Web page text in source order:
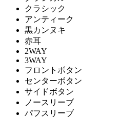
クラシック
アンティーク
黒カンヌキ
赤耳
2WAY
3WAY
フロントボタン
センターボタン
サイドボタン
ノースリーブ
パフスリーブ